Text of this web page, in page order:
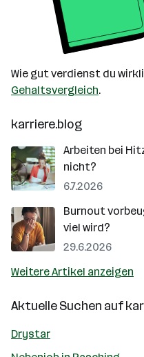
Wie gut verdienst du
Gehaltsvergleich.
karriere.blog
Arbeiten bei
nicht?
6.7.2026
Burnout
viel wird?
29.6.2026
Weitere Artikel anzeigen
Aktuelle Suchen auf
Drystar